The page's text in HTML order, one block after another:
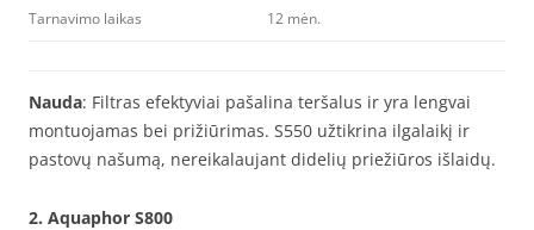
Tarnavimo laikas 12 mėn.
Nauda: Filtras efektyviai pašalina teršalus ir yra lengvai
montuojamas bei prižiūrimas. S550 užtikrina ilgalaikį ir
pastovų našumą, nereikalaujant didelių priežiūros išlaidų.
2. Aquaphor S800